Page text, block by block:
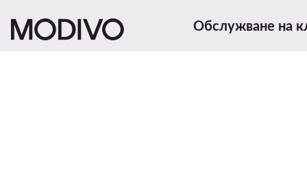
Обслужване на